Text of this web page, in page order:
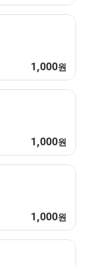
1,000원
1,000원
1,000원